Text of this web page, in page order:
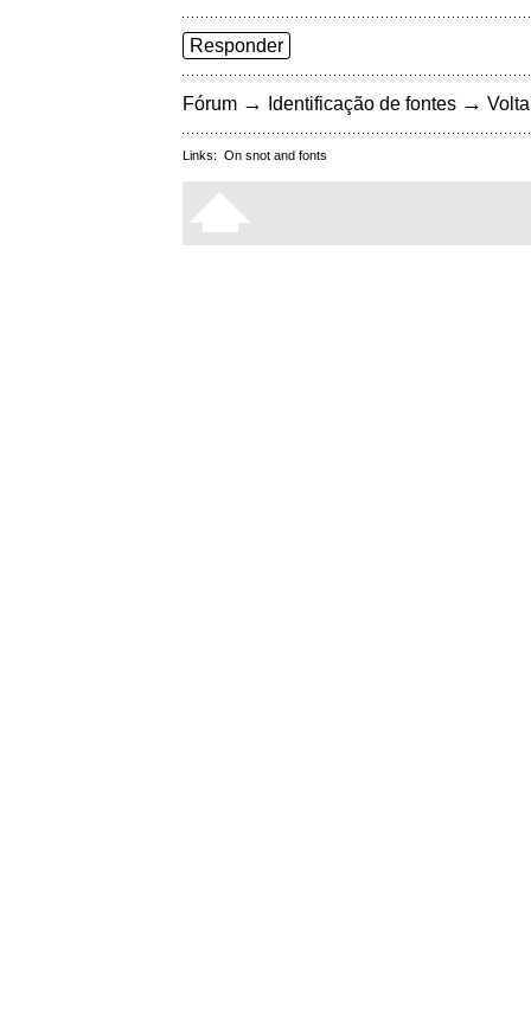
Responder
Fórum → Identificação de fontes →
Links: On snot and fonts